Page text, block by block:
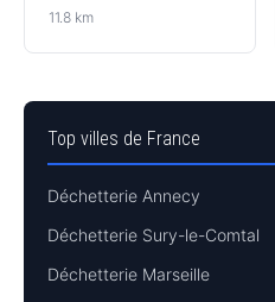
11.8 km
Top villes de France
Déchetterie Annecy
Déchetterie Sury-le-Comtal
Déchetterie Marseille